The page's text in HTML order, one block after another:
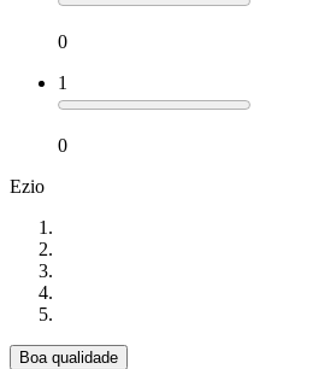
0
1
0
Ezio
Boa qualidade